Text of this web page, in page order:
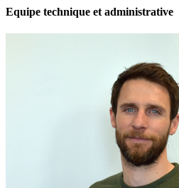
Equipe technique et administrative